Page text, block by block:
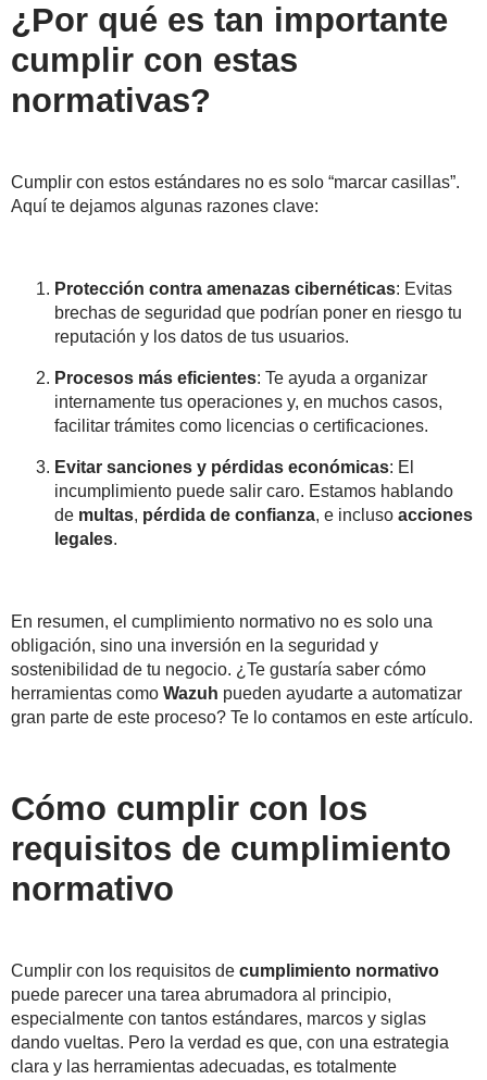
¿Por qué es tan importante
cumplir con estas
normativas?
Cumplir con estos estándares no es solo “marcar casillas”.
Aquí te dejamos algunas razones clave:
Protección contra amenazas cibernéticas: Evitas
brechas de seguridad que podrían poner en riesgo tu
reputación y los datos de tus usuarios.
Procesos más eficientes: Te ayuda a organizar
internamente tus operaciones y, en muchos casos,
facilitar trámites como licencias o certificaciones.
Evitar sanciones y pérdidas económicas: El
incumplimiento puede salir caro. Estamos hablando
de multas, pérdida de confianza, e incluso acciones
legales.
En resumen, el cumplimiento normativo no es solo una
obligación, sino una inversión en la seguridad y
sostenibilidad de tu negocio. ¿Te gustaría saber cómo
herramientas como Wazuh pueden ayudarte a automatizar
gran parte de este proceso? Te lo contamos en este artículo.
Cómo cumplir con los
requisitos de cumplimiento
normativo
Cumplir con los requisitos de cumplimiento normativo
puede parecer una tarea abrumadora al principio,
especialmente con tantos estándares, marcos y siglas
dando vueltas. Pero la verdad es que, con una estrategia
clara y las herramientas adecuadas, es totalmente